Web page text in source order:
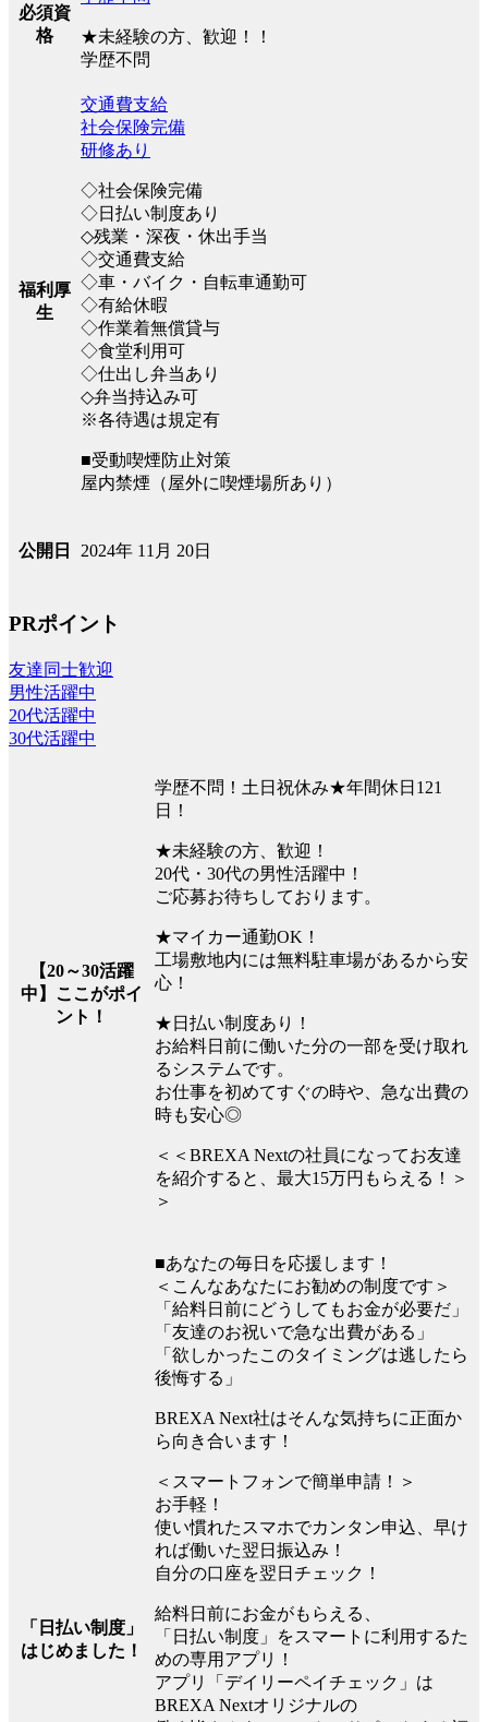
必須資
格
★未経験の方、歓迎！！
学歴不問
福利厚
生
交通費支給
社会保険完備
研修あり
◇社会保険完備
◇日払い制度あり
◇残業・深夜・休出手当
◇交通費支給
◇車・バイク・自転車通勤可
◇有給休暇
◇作業着無償貸与
◇食堂利用可
◇仕出し弁当あり
◇弁当持込み可
※各待遇は規定有
■受動喫煙防止対策
屋内禁煙（屋外に喫煙場所あり）
公開日 2024年 11月 20日
PRポイント
友達同士歓迎
男性活躍中
20代活躍中
30代活躍中
【20～30活躍
中】ここがポイ
ント！
学歴不問！土日祝休み★年間休日121
日！
★未経験の方、歓迎！
20代・30代の男性活躍中！
ご応募お待ちしております。
★マイカー通勤OK！
工場敷地内には無料駐車場があるから安
心！
★日払い制度あり！
お給料日前に働いた分の一部を受け取れ
るシステムです。
お仕事を初めてすぐの時や、急な出費の
時も安心◎
＜＜BREXA Nextの社員になってお友達
を紹介すると、最大15万円もらえる！＞
＞
「日払い制度」
はじめました！
■あなたの毎日を応援します！
＜こんなあなたにお勧めの制度です＞
「給料日前にどうしてもお金が必要だ」
「友達のお祝いで急な出費がある」
「欲しかったこのタイミングは逃したら
後悔する」
BREXA Next社はそんな気持ちに正面か
ら向き合います！
＜スマートフォンで簡単申請！＞
お手軽！
使い慣れたスマホでカンタン申込、早け
れば働いた翌日振込み！
自分の口座を翌日チェック！
給料日前にお金がもらえる、
「日払い制度」をスマートに利用するた
めの専用アプリ！
アプリ「デイリーペイチェック」は
BREXA Nextオリジナルの